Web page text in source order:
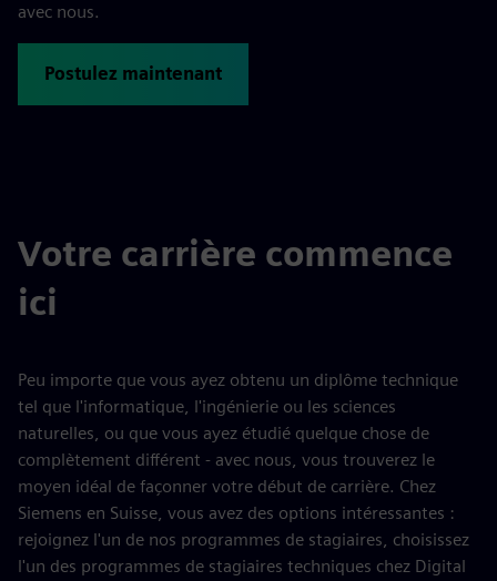
avec nous.
Postulez maintenant
Votre carrière commence
ici
Peu importe que vous ayez obtenu un diplôme technique
tel que l'informatique, l'ingénierie ou les sciences
naturelles, ou que vous ayez étudié quelque chose de
complètement différent - avec nous, vous trouverez le
moyen idéal de façonner votre début de carrière. Chez
Siemens en Suisse, vous avez des options intéressantes :
rejoignez l'un de nos programmes de stagiaires, choisissez
l'un des programmes de stagiaires techniques chez Digital